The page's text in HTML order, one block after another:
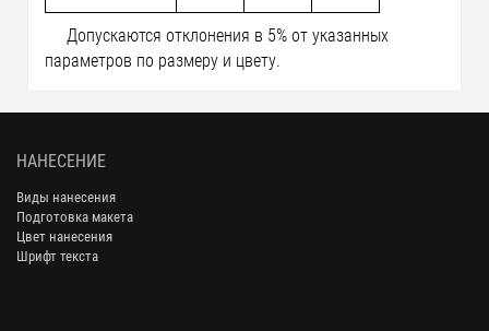
Допускаются отклонения в 5% от указанных
параметров по размеру и цвету.
НАНЕСЕНИЕ
Виды нанесения
Подготовка макета
Цвет нанесения
Шрифт текста